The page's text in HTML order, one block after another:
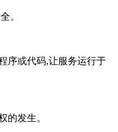
。
序或代码,让服务运行于
的发生。